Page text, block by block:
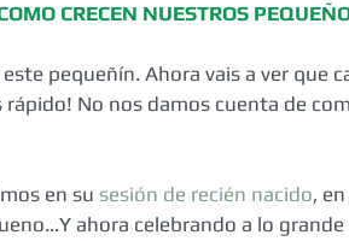
CRECEN NUESTROS
pequeñín. Ahora vais a ver que
rápido! No nos damos cuenta de
en su sesión de recién nacido,
ahora celebrando a lo